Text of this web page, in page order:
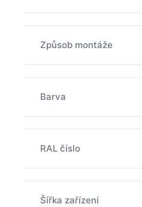
Způsob montáže
Barva
RAL číslo
Šířka zařízení